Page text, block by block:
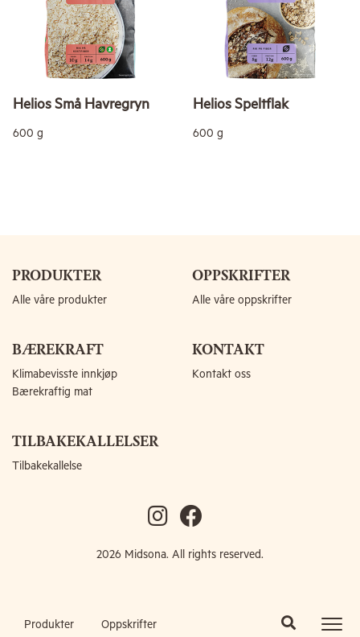
Produkter Oppskrifter
Helios Små Havregryn
600 g
Helios Speltflak
600 g
PRODUKTER
Alle våre produkter
OPPSKRIFTER
Alle våre oppskrifter
BÆREKRAFT
Klimabevisste innkjøp
Bærekraftig mat
KONTAKT
Kontakt oss
TILBAKEKALLELSER
Tilbakekallelse
2026 Midsona. All rights reserved.